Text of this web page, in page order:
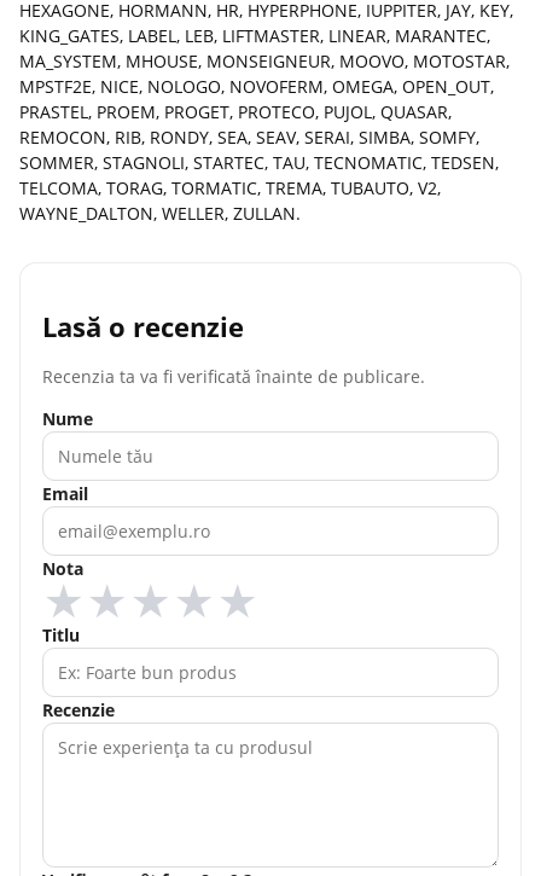
HEXAGONE, HORMANN, HR, HYPERPHONE, IUPPITER, JAY, KEY,
KING_GATES, LABEL, LEB, LIFTMASTER, LINEAR, MARANTEC,
MA_SYSTEM, MHOUSE, MONSEIGNEUR, MOOVO, MOTOSTAR,
MPSTF2E, NICE, NOLOGO, NOVOFERM, OMEGA, OPEN_OUT,
PRASTEL, PROEM, PROGET, PROTECO, PUJOL, QUASAR,
REMOCON, RIB, RONDY, SEA, SEAV, SERAI, SIMBA, SOMFY,
SOMMER, STAGNOLI, STARTEC, TAU, TECNOMATIC, TEDSEN,
TELCOMA, TORAG, TORMATIC, TREMA, TUBAUTO, V2,
WAYNE_DALTON, WELLER, ZULLAN.
Lasă o recenzie
Recenzia ta va fi verificată înainte de publicare.
Nume
Email
Nota
★
★
★
★
★
Titlu
Recenzie